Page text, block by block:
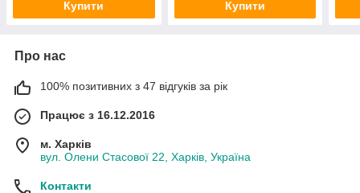
Купити Купити
Про нас
100% позитивних з 47 відгуків за рік
Працює з 16.12.2016
м. Харків
вул. Олени Стасової 22, Харків, Україна
Контакти